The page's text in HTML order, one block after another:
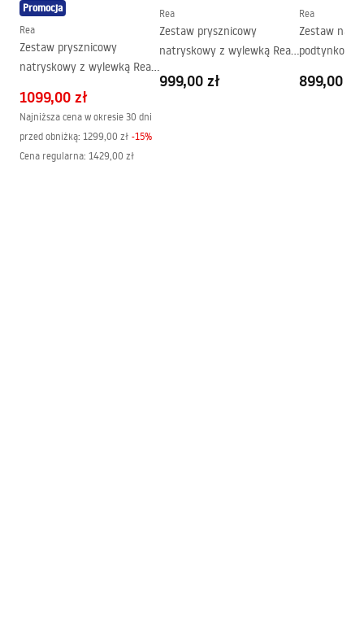
Promocja
Rea
Zestaw prysznicowy
natryskowy z wylewką Rea
1099,00 zł
Najniższa cena w okresie 30 dni
przed obniżką: 1299,00 zł -15%
Cena regularna: 1429,00 zł
Rea
Zestaw prysznicowy
natryskowy z wylewką Rea
999,00 zł
Rea
Zestaw
podtynkowy
899,00 zł